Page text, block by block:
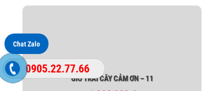
GIỎ TRÁI CÂY CẢM ƠN – 11
Chat Zalo
0905.22.77.66